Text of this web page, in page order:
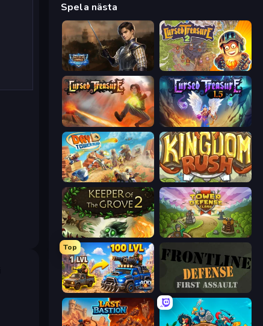
Spela nästa
Battle Arena Cursed Treasure 2
Cursed Treasure Cursed Treasure 1.5
Day D Tower Rush Kingdom Rush
Keeper of the Grove 2 Tower Defense Clash
Top
AOD - Art Of Defense Frontline Defense